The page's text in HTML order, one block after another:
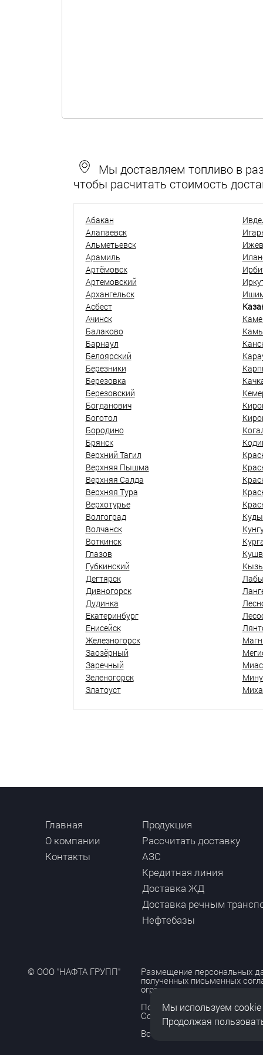
Мы доставляем топливо в
чтобы расчитать стоимость
Абакан
Алапаевск
Альметьевск
Арамиль
Артёмовск
Артемовский
Архангельск
Асбест
Ачинск
Балаково
Барнаул
Белоярский
Березники
Березовка
Березовский
Богданович
Боготол
Бородино
Брянск
Верхний Тагил
Верхняя Пышма
Верхняя Салда
Верхняя Тура
Верхотурье
Волгоград
Волчанск
Воткинск
Глазов
Губкинский
Дегтярск
Дивногорск
Дудинка
Екатеринбург
Енисейск
Железногорск
Заозёрный
Заречный
Зеленогорск
Златоуст
Главная
О компании
Контакты
Продукция
Рассчитать доставку
АЗС
Кредитная линия
Доставка ЖД
Доставка речным
Нефтебазы
© ООО "НАФТА ГРУПП" Размещение персональных
полученных письменных
ограничено и допускается
Политика обработки
Согласие на обработку
Все права защищены
Мы используем cookie
Продолжая